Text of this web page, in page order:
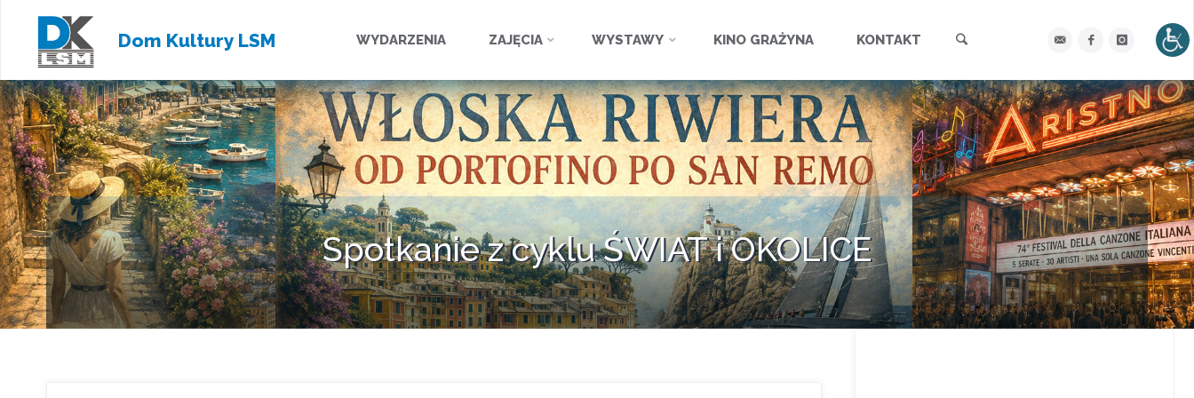
Dom Kultury LSM
treści
WYDARZENIA ZAJĘCIA WYSTAWY KINO GRAŻYNA KONTAKT
Spotkanie z cyklu ŚWIAT i OKOLICE